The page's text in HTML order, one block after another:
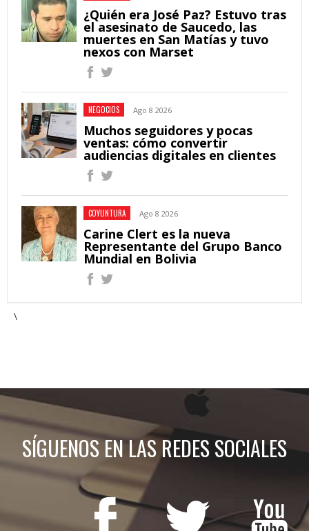
¿Quién era José Paz? Estuvo tras
el asesinato de Saucedo, las
muertes en San Matías y tuvo
nexos con Marset
NEGOCIOS Ago 8 2026
Muchos seguidores y pocas
ventas: cómo convertir
audiencias digitales en clientes
COYUNTURA Ago 8 2026
Carine Clert es la nueva
Representante del Grupo Banco
Mundial en Bolivia
\
SÍGUENOS EN LAS REDES SOCIALES